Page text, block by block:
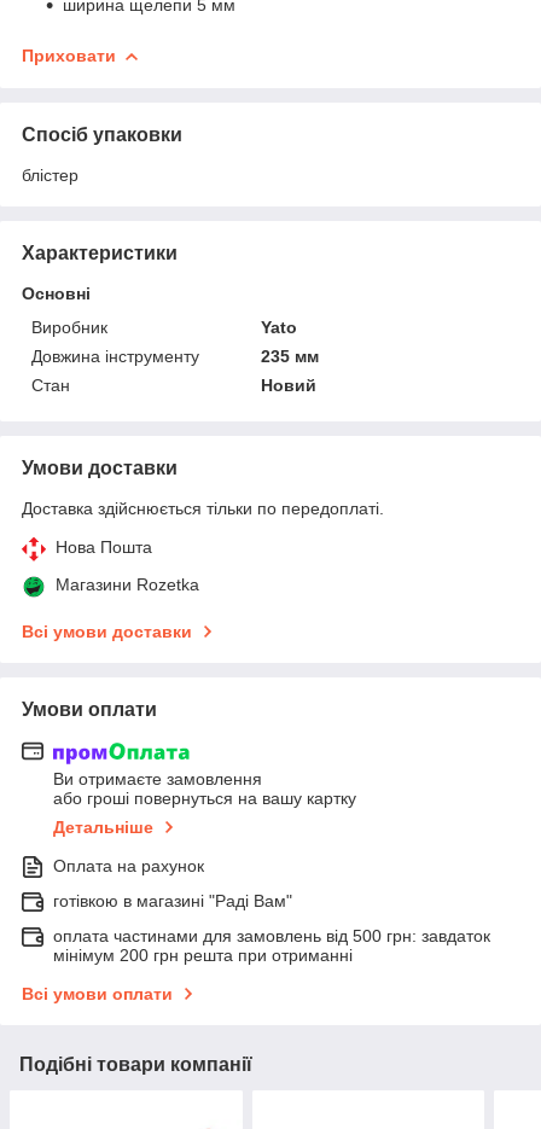
ширина щелепи 5 мм
Приховати
Спосіб упаковки
блістер
Характеристики
Основні
Виробник
Yato
Довжина інструменту
235 мм
Стан
Новий
Умови доставки
Доставка здійснюється тільки по передоплаті.
Нова Пошта
Магазини Rozetka
Всі умови доставки
Умови оплати
Ви отримаєте замовлення
або гроші повернуться на вашу картку
Детальніше
Оплата на рахунок
готівкою в магазині "Раді Вам"
оплата частинами для замовлень від 500 грн: завдаток
мінімум 200 грн решта при отриманні
Всі умови оплати
Подібні товари компанії